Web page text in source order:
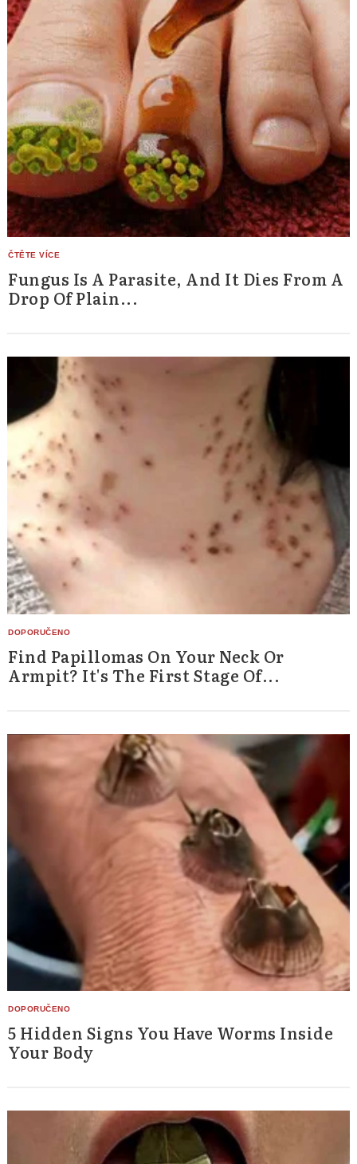
Fungus Is A Parasite, And It Dies From A
Drop Of Plain...
Find Papillomas On Your Neck Or
Armpit? It's The First Stage Of...
5 Hidden Signs You Have Worms Inside
Your Body
Search
for: